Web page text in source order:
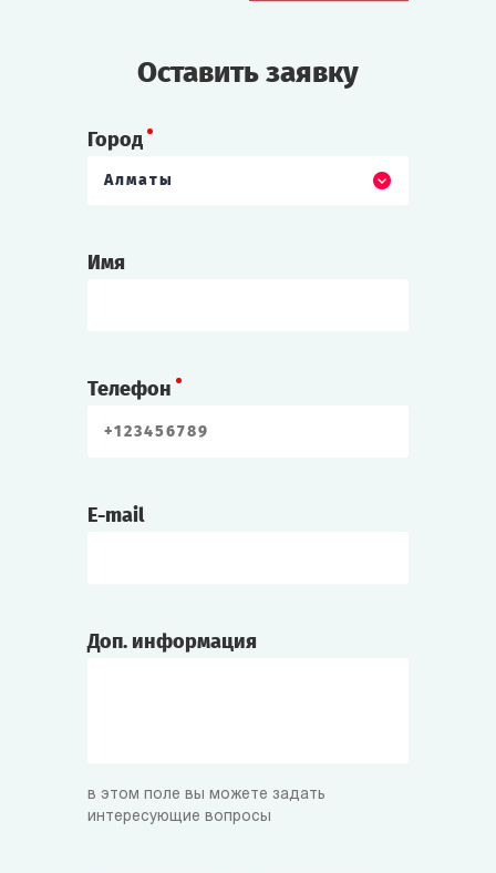
Оставить заявку
Город
Алматы
Имя
Телефон
E-mail
Доп. информация
в этом поле вы можете задать
интересующие вопросы